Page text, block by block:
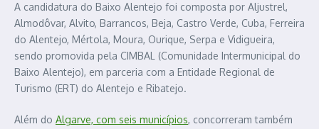
A candidatura do Baixo Alentejo foi composta por Aljustrel,
Almodôvar, Alvito, Barrancos, Beja, Castro Verde, Cuba, Ferreira
do Alentejo, Mértola, Moura, Ourique, Serpa e Vidigueira,
sendo promovida pela CIMBAL (Comunidade Intermunicipal do
Baixo Alentejo), em parceria com a Entidade Regional de
Turismo (ERT) do Alentejo e Ribatejo.
Além do Algarve, com seis municípios, concorreram também